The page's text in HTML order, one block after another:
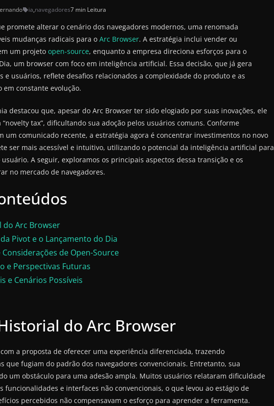
ia,navegadores7 min Leitura
promete alterar o cenário dos navegadores modernos, uma renomada
mudanças radicais para o Arc Browser. A estratégia inclui vender ou
um projeto open-source, enquanto a empresa direciona esforços para o
um browser com foco em inteligência artificial. Essa decisão, que já gera
e usuários, reflete desafios relacionados a complexidade do produto e as
constante evolução.
destacou que, apesar do Arc Browser ter sido elogiado por suas inovações, ele
tax”, dificultando sua adoção pelos usuários comuns. Conforme
um comunicado recente, a estratégia agora é concentrar investimentos no novo
ser mais acessível e intuitivo, utilizando o potencial da inteligência artificial para
A seguir, exploramos os principais aspectos dessa transição e os
no mercado de navegadores.
do Arc Browser
Pivot e o Lançamento do Dia
de Open-Source
e Perspectivas Futuras
e Cenários Possíveis
do Arc Browser
a proposta de oferecer uma experiência diferenciada, trazendo
que fugiam do padrão dos navegadores convencionais. Entretanto, sua
um obstáculo para uma adesão ampla. Muitos usuários relataram dificuldade
funcionalidades e interfaces não convencionais, o que levou ao estágio de
percebidos não compensavam o esforço para aprender a ferramenta.